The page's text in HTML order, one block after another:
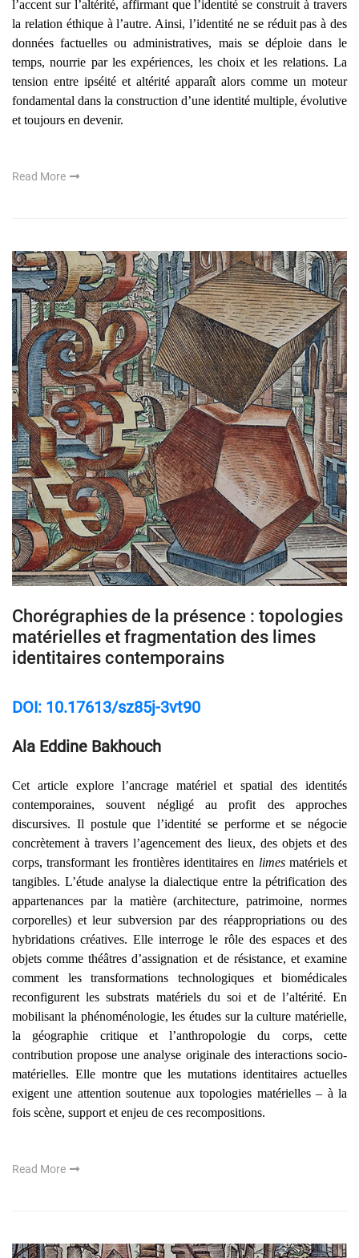
l’accent sur l’altérité, affirmant que l’identité se construit à travers
la relation éthique à l’autre. Ainsi, l’identité ne se réduit pas à des
données factuelles ou administratives, mais se déploie dans le
temps, nourrie par les expériences, les choix et les relations. La
tension entre ipséité et altérité apparaît alors comme un moteur
fondamental dans la construction d’une identité multiple, évolutive
et toujours en devenir.
Read More
Chorégraphies de la présence : topologies
matérielles et fragmentation des limes
identitaires contemporains
DOI: 10.17613/sz85j-3vt90
Ala Eddine Bakhouch
Cet article explore l’ancrage matériel et spatial des identités
contemporaines, souvent négligé au profit des approches
discursives. Il postule que l’identité se performe et se négocie
concrètement à travers l’agencement des lieux, des objets et des
corps, transformant les frontières identitaires en limesmatériels et
tangibles. L’étude analyse la dialectique entre la pétrification des
appartenances par la matière (architecture, patrimoine, normes
corporelles) et leur subversion par des réappropriations ou des
hybridations créatives. Elle interroge le rôle des espaces et des
objets comme théâtres d’assignation et de résistance, et examine
comment les transformations technologiques et biomédicales
reconfigurent les substrats matériels du soi et de l’altérité. En
mobilisant la phénoménologie, les études sur la culture matérielle,
la géographie critique et l’anthropologie du corps, cette
contribution propose une analyse originale des interactions socio-
matérielles. Elle montre que les mutations identitaires actuelles
exigent une attention soutenue aux topologies matérielles – à la
fois scène, support et enjeu de ces recompositions.
Read More